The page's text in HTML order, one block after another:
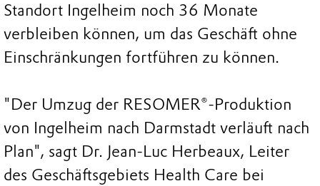
Standort Ingelheim noch 36 Monate
verbleiben können, um das Geschäft ohne
Einschränkungen fortführen zu können.
"Der Umzug der RESOMER®-Produktion
von Ingelheim nach Darmstadt verläuft nach
Plan", sagt Dr. Jean-Luc Herbeaux, Leiter
des Geschäftsgebiets Health Care bei